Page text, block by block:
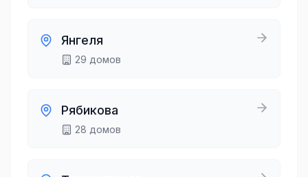
Янгеля
29 домов
Рябикова
28 домов